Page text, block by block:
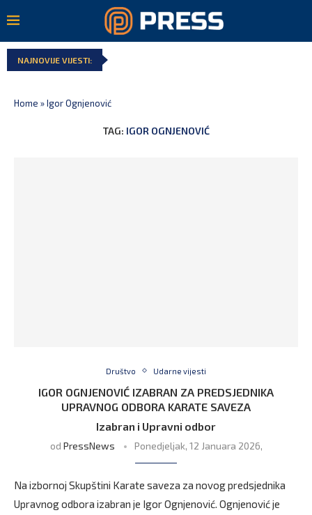
NAJNOVIJE VIJESTI:
Home »Igor Ognjenović
TAG: IGOR OGNJENOVIĆ
Društvo Udarne vijesti
IGOR OGNJENOVIĆ IZABRAN ZA PREDSJEDNIKA
UPRAVNOG ODBORA KARATE SAVEZA
Izabran i Upravni odbor
od PressNews Ponedjeljak, 12 Januara 2026,
Na izbornoj Skupštini Karate saveza za novog predsjednika
Upravnog odbora izabran je Igor Ognjenović. Ognjenović je